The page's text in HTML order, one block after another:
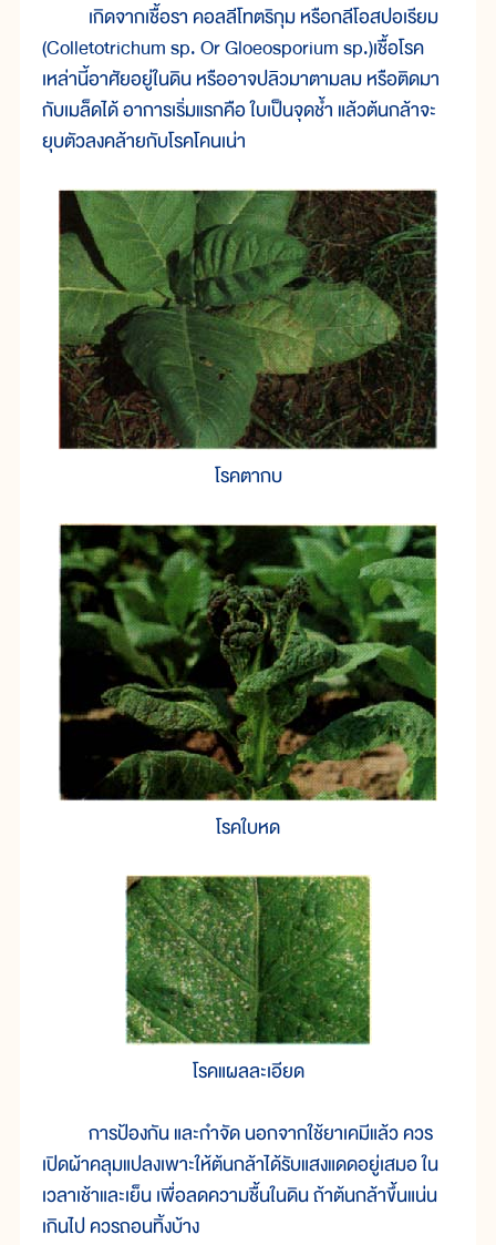
เกิดจากเชื้อรา คอลลีโทตริกุม หรือกลีโอสปอเรียม
(Colletotrichum sp. Or Gloeosporium sp.)เชื้อโรค
เหล่านี้อาศัยอยู่ในดิน หรืออาจปลิวมาตามลม หรือติดมา
กับเมล็ดได้ อาการเริ่มแรกคือ ใบเป็นจุดช้ำ แล้วต้นกล้าจะ
ยุบตัวลงคล้ายกับโรคโคนเน่า
โรคตากบ
โรคใบหด
โรคแผลละเอียด
การป้องกัน และกำจัด นอกจากใช้ยาเคมีแล้ว ควร
เปิดผ้าคลุมแปลงเพาะให้ต้นกล้าได้รับแสงแดดอยู่เสมอ ใน
เวลาเช้าและเย็น เพื่อลดความชื้นในดิน ถ้าต้นกล้าขึ้นแน่น
เกินไป ควรถอนทิ้งบ้าง